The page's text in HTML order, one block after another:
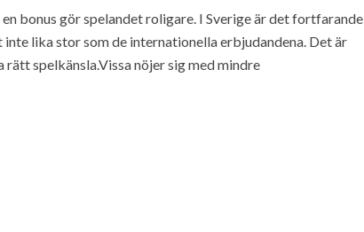
bonus gör spelandet roligare. I Sverige är det fortfarande
lika stor som de internationella erbjudandena. Det är
rätt spelkänsla.Vissa nöjer sig med mindre